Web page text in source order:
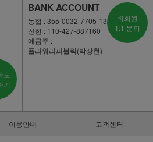
로
기
BANK ACCOUNT
농협 : 355-0032-7705-13
신한 : 110-427-887160
예금주 :
플라워리퍼블릭(박상현)
비회원
1:1 문의
이용안내 고객센터